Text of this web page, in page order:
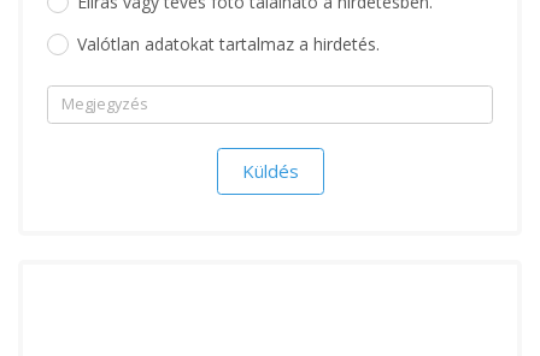
Valótlan adatokat tartalmaz a hirdetés.